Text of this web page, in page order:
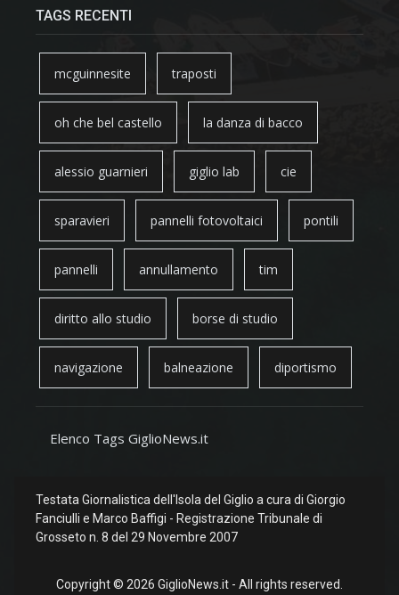
TAGS RECENTI
mcguinnesite traposti
oh che bel castello la danza di bacco
alessio guarnieri giglio lab cie
sparavieri pannelli fotovoltaici pontili
pannelli annullamento tim
diritto allo studio borse di studio
navigazione balneazione diportismo
Elenco Tags GiglioNews.it
Testata Giornalistica dell'Isola del Giglio a cura di Giorgio
Fanciulli e Marco Baffigi - Registrazione Tribunale di
Grosseto n. 8 del 29 Novembre 2007
Copyright © 2026 GiglioNews.it - All rights reserved.